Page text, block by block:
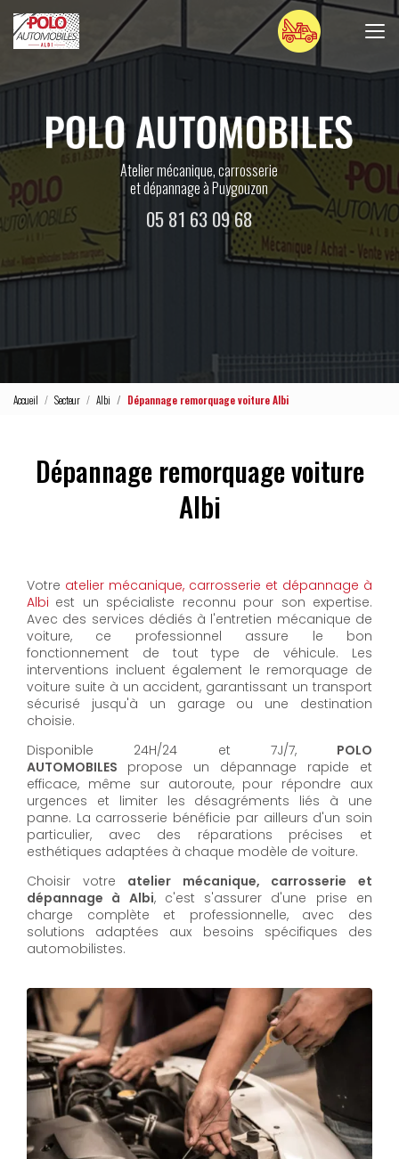
au
contenu
Atelier mécanique, carrosserie
et dépannage à Puygouzon
05 81 63 09 68
Accueil Secteur Albi Dépannage remorquage voiture Albi
Dépannage remorquage voiture
Albi
Votre atelier mécanique, carrosserie et dépannage à
Albi est un spécialiste reconnu pour son expertise.
Avec des services dédiés à l'entretien mécanique de
voiture, ce professionnel assure le bon
fonctionnement de tout type de véhicule. Les
interventions incluent également le remorquage de
voiture suite à un accident, garantissant un transport
sécurisé jusqu'à un garage ou une destination
choisie.
Disponible 24H/24 et 7J/7, POLO
AUTOMOBILES propose un dépannage rapide et
efficace, même sur autoroute, pour répondre aux
urgences et limiter les désagréments liés à une
panne. La carrosserie bénéficie par ailleurs d'un soin
particulier, avec des réparations précises et
esthétiques adaptées à chaque modèle de voiture.
Choisir votre atelier mécanique, carrosserie et
dépannage à Albi, c'est s'assurer d'une prise en
charge complète et professionnelle, avec des
solutions adaptées aux besoins spécifiques des
automobilistes.